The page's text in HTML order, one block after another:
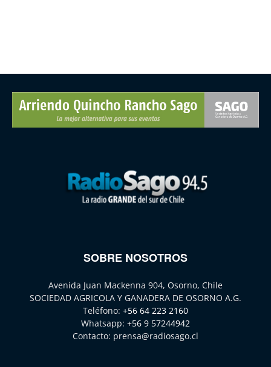
SOBRE NOSOTROS
Avenida Juan Mackenna 904, Osorno, Chile
SOCIEDAD AGRICOLA Y GANADERA DE OSORNO A.G.
Teléfono: +56 64 223 2160
Whatsapp: +56 9 57244942
Contacto: prensa@radiosago.cl